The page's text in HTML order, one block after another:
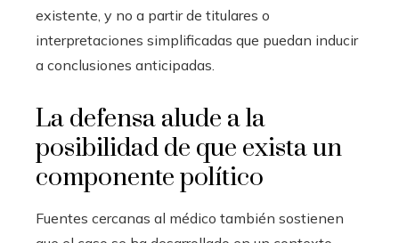
existente, y no a partir de titulares o
interpretaciones simplificadas que puedan inducir
a conclusiones anticipadas.
La defensa alude a la
posibilidad de que exista un
componente político
Fuentes cercanas al médico también sostienen